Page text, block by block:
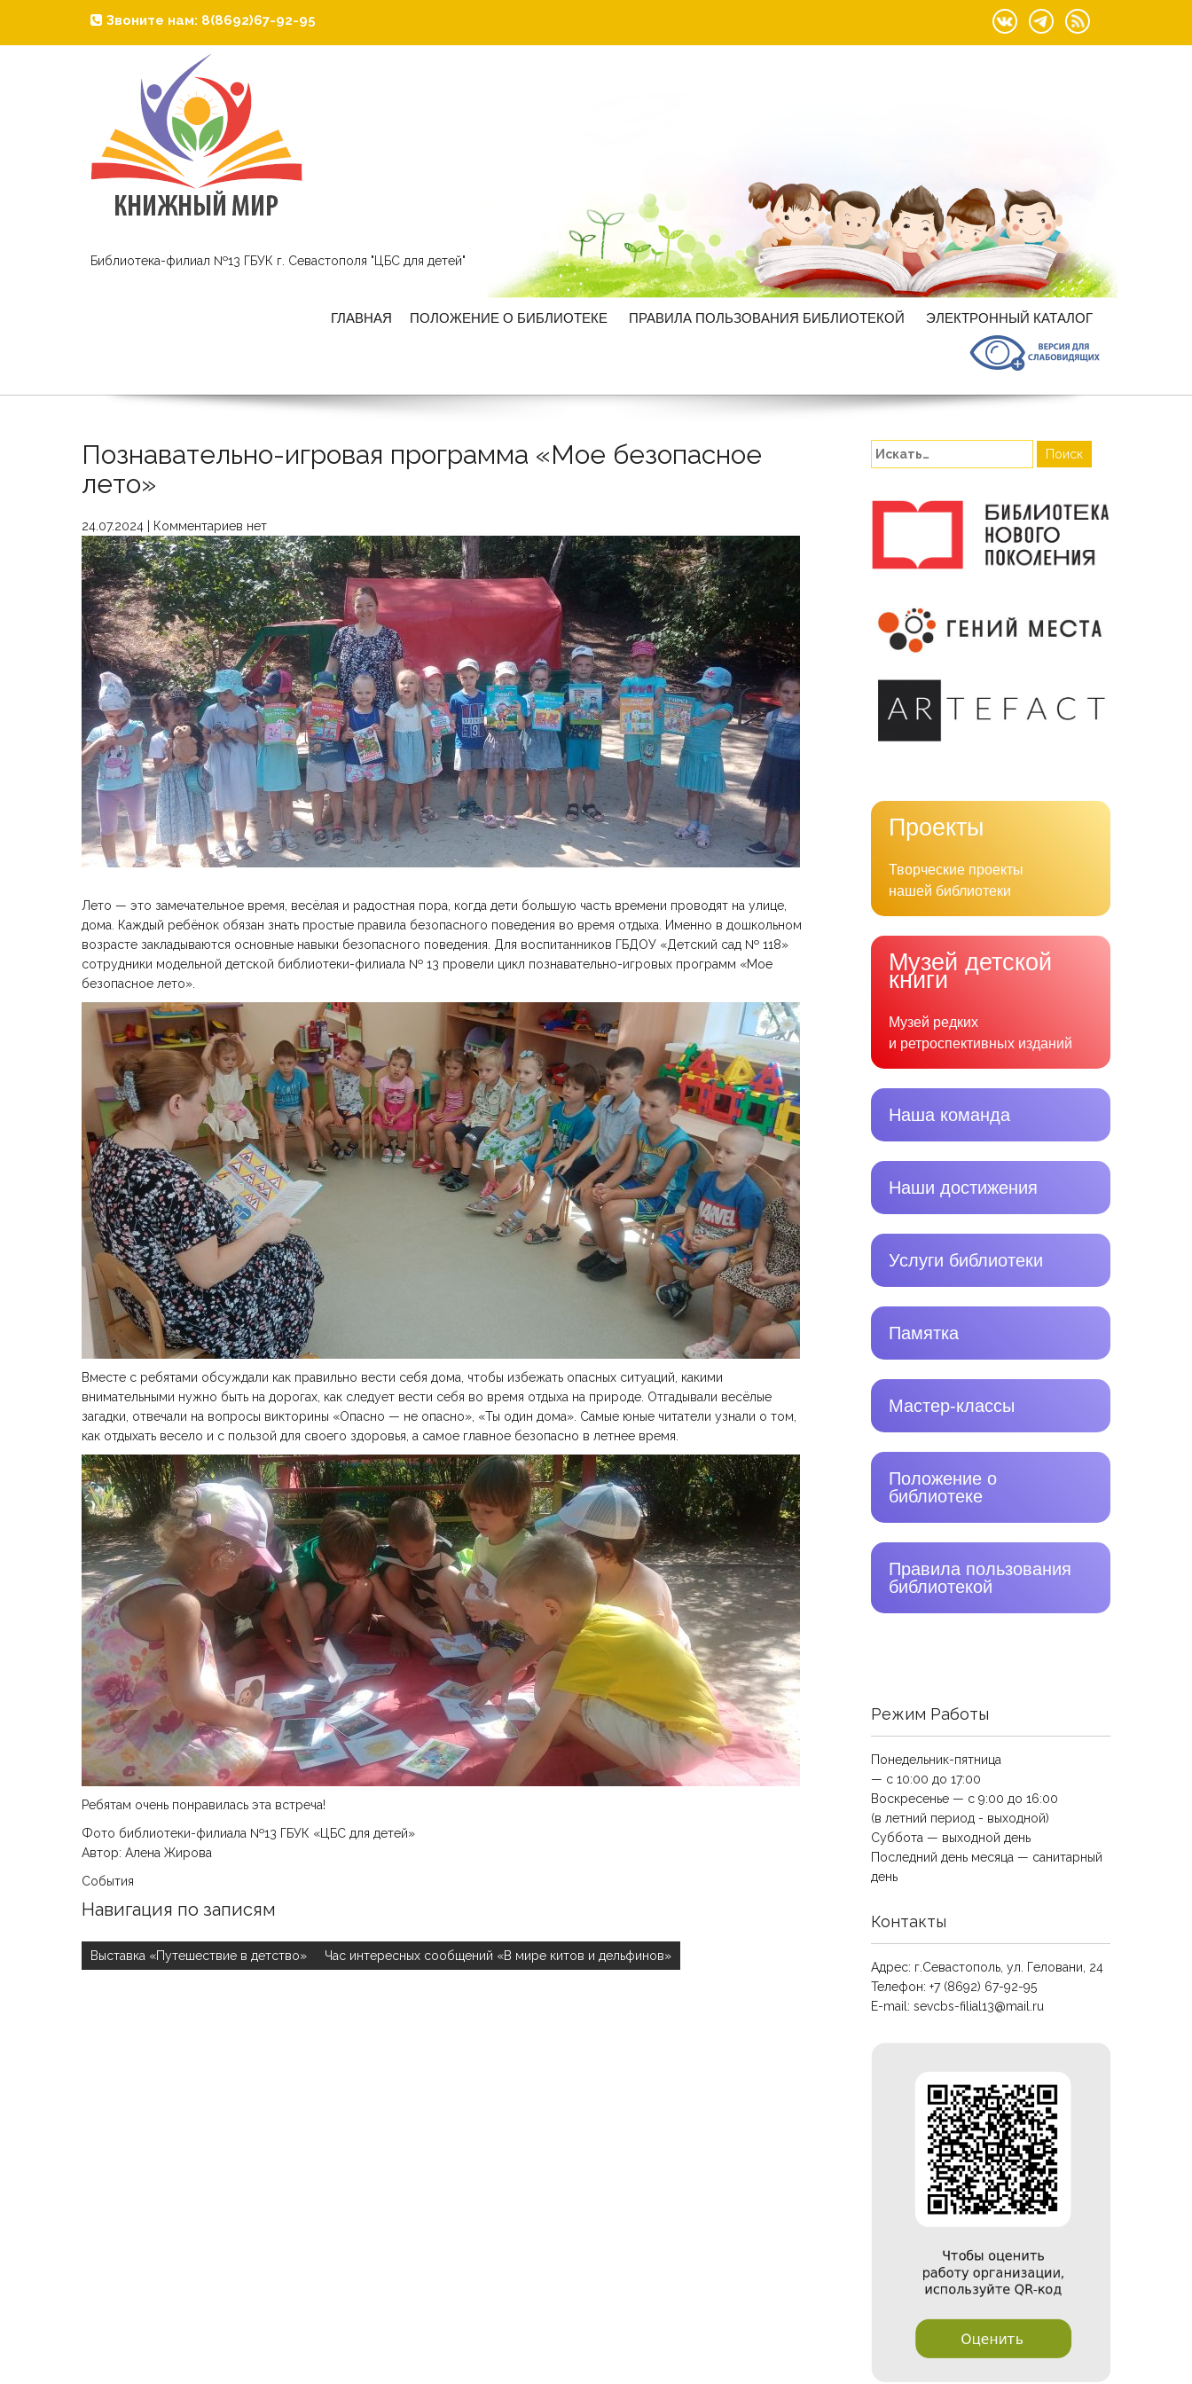
Звоните нам: 8(8692)67-92-95
Библиотека-филиал №13 ГБУК г. Севастополя "ЦБС для детей"
ГЛАВНАЯ ПОЛОЖЕНИЕ О БИБЛИОТЕКЕ ПРАВИЛА ПОЛЬЗОВАНИЯ БИБЛИОТЕКОЙ ЭЛЕКТРОННЫЙ КАТАЛОГ
Познавательно-игровая программа «Мое безопасное
лето»
24.07.2024 Комментариев нет
Лето — это замечательное время, весёлая и радостная пора, когда дети большую часть времени проводят на улице,
дома. Каждый ребёнок обязан знать простые правила безопасного поведения во время отдыха. Именно в дошкольном
возрасте закладываются основные навыки безопасного поведения. Для воспитанников ГБДОУ «Детский сад № 118»
сотрудники модельной детской библиотеки-филиала № 13 провели цикл познавательно-игровых программ «Мое
безопасное лето».
Вместе с ребятами обсуждали как правильно вести себя дома, чтобы избежать опасных ситуаций, какими
внимательными нужно быть на дорогах, как следует вести себя во время отдыха на природе. Отгадывали весёлые
загадки, отвечали на вопросы викторины «Опасно — не опасно», «Ты один дома». Самые юные читатели узнали о том,
как отдыхать весело и с пользой для своего здоровья, а самое главное безопасно в летнее время.
Ребятам очень понравилась эта встреча!
Фото библиотеки-филиала №13 ГБУК «ЦБС для детей»
Автор: Алена Жирова
События
Навигация по записям
Выставка «Путешествие в детство» Час интересных сообщений «В мире китов и дельфинов»
Проекты
Творческие проекты
нашей библиотеки
Музей детской
книги
Музей редких
и ретроспективных изданий
Наша команда
Наши достижения
Услуги библиотеки
Памятка
Мастер-классы
Положение о
библиотеке
Правила пользования
библиотекой
Режим Работы
Понедельник-пятница
— с 10:00 до 17:00
Воскресенье — с 9:00 до 16:00
(в летний период - выходной)
Суббота — выходной день
Последний день месяца — санитарный
день
Контакты
Адрес: г.Севастополь, ул. Геловани, 24
Телефон: +7 (8692) 67-92-95
E-mail: sevcbs-filial13@mail.ru